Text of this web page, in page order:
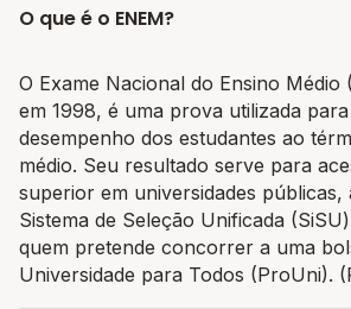
O que é o ENEM?
O Exame Nacional do Ensino Médio
em 1998, é uma prova utilizada
desempenho dos estudantes ao
médio. Seu resultado serve para
superior em universidades públicas,
Sistema de Seleção Unificada
quem pretende concorrer a uma
Universidade para Todos (ProUni).